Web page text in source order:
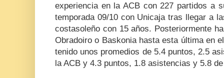
experiencia en la ACB con 227 partidos a
temporada 09/10 con Unicaja tras llegar a
costasoleño con 15 años. Posteriormente
Obradoiro o Baskonia hasta esta última en
tenido unos promedios de 5.4 puntos, 2.5
la ACB y 4.3 puntos, 1.8 asistencias y 5.8